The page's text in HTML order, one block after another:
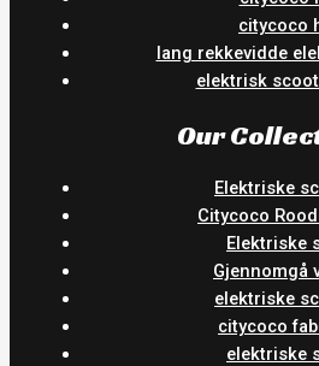
citycoco
lang rekkevidde
elektrisk
Our
Elektriske
Citycoco
Elektriske
Gjennomgå
elektriske
citycoco
elektriske